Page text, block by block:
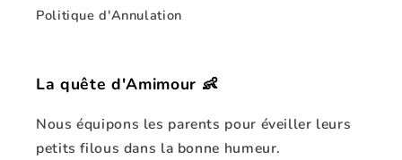
Politique d'Annulation
La quête d'Amimour 👶
Nous équipons les parents pour éveiller leurs
petits filous dans la bonne humeur.